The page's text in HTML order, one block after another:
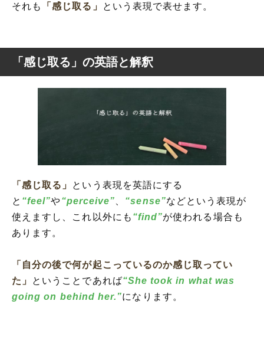
それも 「感じ取る」 という表現で表せます。
「感じ取る」の英語と解釈
「感じ取る」 という表現を英語にする
と “feel”や“perceive” “sense”などという表現が
使えますし、これ以外にも “find”が使われる場合も
あります。
「自分の後で何が起こっているのか感じ取ってい
た」
ということであれば“She took in what was
going on behind her.”になります。